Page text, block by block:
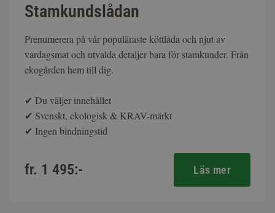
Stamkundslådan
Prenumerera på vår populäraste köttlåda och njut av
vardagsmat och utvalda detaljer bara för stamkunder. Från
ekogården hem till dig.
✔ Du väljer innehållet
✔ Svenskt, ekologisk & KRAV-märkt
✔ Ingen bindningstid
fr. 1 495:- Läs mer